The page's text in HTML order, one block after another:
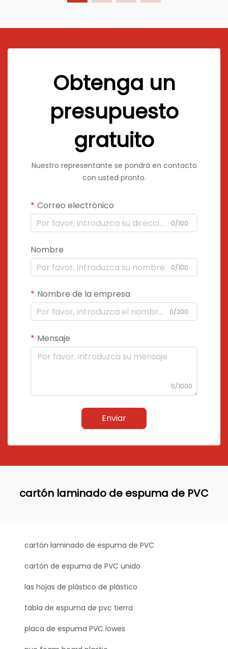
Obtenga un
presupuesto
gratuito
Nuestro representante se pondrá en contacto
con usted pronto.
Correo electrónico
0/100
Nombre
0/100
Nombre de la empresa
0/200
Mensaje
0/1000
Enviar
cartón laminado de espuma de PVC
cartón laminado de espuma de PVC
cartón de espuma de PVC unido
las hojas de plástico de plástico
tabla de espuma de pvc tierra
placa de espuma PVC lowes